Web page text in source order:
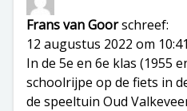
Frans van Goorschreef:
12 augustus 2022 om
In de 5e en 6e klas (1955
schoolrijpe op de fiets in
de speeltuin Oud